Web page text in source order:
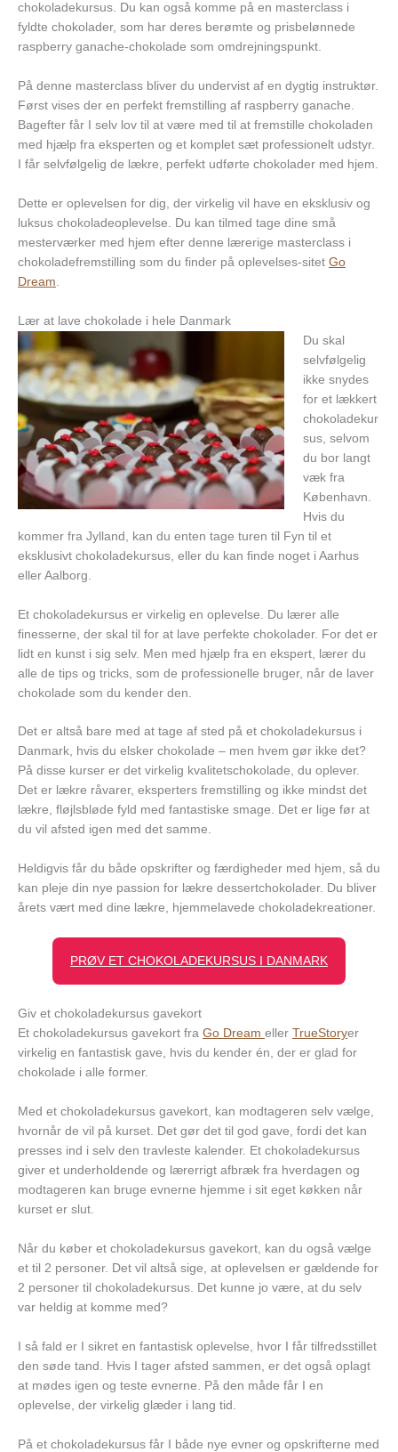
chokoladekursus. Du kan også komme på en masterclass i
fyldte chokolader, som har deres berømte og prisbelønnede
raspberry ganache-chokolade som omdrejningspunkt.
På denne masterclass bliver du undervist af en dygtig instruktør.
Først vises der en perfekt fremstilling af raspberry ganache.
Bagefter får I selv lov til at være med til at fremstille chokoladen
med hjælp fra eksperten og et komplet sæt professionelt udstyr.
I får selvfølgelig de lækre, perfekt udførte chokolader med hjem.
Dette er oplevelsen for dig, der virkelig vil have en eksklusiv og
luksus chokoladeoplevelse. Du kan tilmed tage dine små
mesterværker med hjem efter denne lærerige masterclass i
chokoladefremstilling som du finder på oplevelses-sitet Go
Dream
Lær at lave chokolade i hele Danmark
Du skal
selvfølgelig
ikke snydes
for et lækkert
chokoladekur
sus, selvom
du bor langt
væk fra
København.
Hvis du
kommer fra Jylland, kan du enten tage turen til Fyn til et
eksklusivt chokoladekursus, eller du kan finde noget i Aarhus
eller Aalborg.
Et chokoladekursus er virkelig en oplevelse. Du lærer alle
finesserne, der skal til for at lave perfekte chokolader. For det er
lidt en kunst i sig selv. Men med hjælp fra en ekspert, lærer du
alle de tips og tricks, som de professionelle bruger, når de laver
chokolade som du kender den.
Det er altså bare med at tage af sted på et chokoladekursus i
Danmark, hvis du elsker chokolade – men hvem gør ikke det?
På disse kurser er det virkelig kvalitetschokolade, du oplever.
Det er lækre råvarer, eksperters fremstilling og ikke mindst det
lækre, fløjlsbløde fyld med fantastiske smage. Det er lige før at
du vil afsted igen med det samme.
Heldigvis får du både opskrifter og færdigheder med hjem, så du
kan pleje din nye passion for lækre dessertchokolader. Du bliver
årets vært med dine lækre, hjemmelavede chokoladekreationer.
PRØV ET CHOKOLADEKURSUS I DANMARK
Giv et chokoladekursus gavekort
Et chokoladekursus gavekort fra Go Dream eller TrueStoryer
virkelig en fantastisk gave, hvis du kender én, der er glad for
chokolade i alle former.
Med et chokoladekursus gavekort, kan modtageren selv vælge,
hvornår de vil på kurset. Det gør det til god gave, fordi det kan
presses ind i selv den travleste kalender. Et chokoladekursus
giver et underholdende og lærerrigt afbræk fra hverdagen og
modtageren kan bruge evnerne hjemme i sit eget køkken når
kurset er slut.
Når du køber et chokoladekursus gavekort, kan du også vælge
et til 2 personer. Det vil altså sige, at oplevelsen er gældende for
2 personer til chokoladekursus. Det kunne jo være, at du selv
var heldig at komme med?
I så fald er I sikret en fantastisk oplevelse, hvor I får tilfredsstillet
den søde tand. Hvis I tager afsted sammen, er det også oplagt
at mødes igen og teste evnerne. På den måde får I en
oplevelse, der virkelig glæder i lang tid.
På et chokoladekursus får I både nye evner og opskrifterne med